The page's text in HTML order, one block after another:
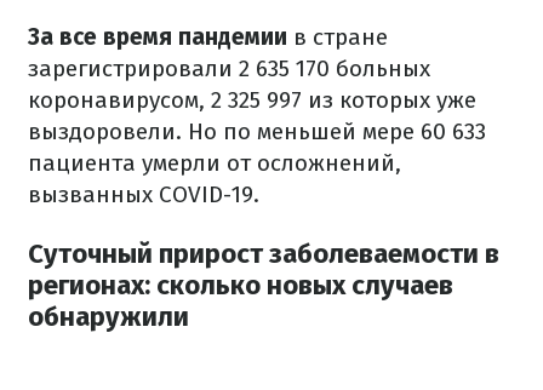
За все время пандемии в стране
зарегистрировали 2 635 170 больных
коронавирусом, 2 325 997 из которых уже
выздоровели. Но по меньшей мере 60 633
пациента умерли от осложнений,
вызванных COVID-19.
Суточный прирост заболеваемости в
регионах: сколько новых случаев
обнаружили